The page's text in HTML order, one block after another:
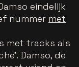
eindelijk
nummer met
met tracks als
Damso, de